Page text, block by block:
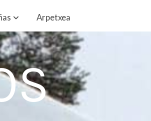
Arpetxea